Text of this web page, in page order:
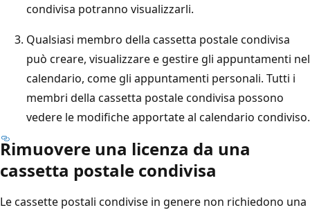
condivisa potranno visualizzarli.
Qualsiasi membro della cassetta postale condivisa
può creare, visualizzare e gestire gli appuntamenti nel
calendario, come gli appuntamenti personali. Tutti i
membri della cassetta postale condivisa possono
vedere le modifiche apportate al calendario condiviso.
Rimuovere una licenza da una
cassetta postale condivisa
Le cassette postali condivise in genere non richiedono una